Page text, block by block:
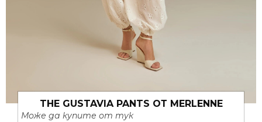
THE GUSTAVIA PANTS ОТ MERLENNE
Може да купите от тук